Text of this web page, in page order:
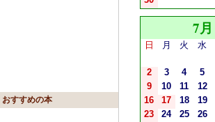
おすすめの本
7月
日 月 火 水
2
3 4 5
9
10 11 12
16
17 18 19
23
24 25 26